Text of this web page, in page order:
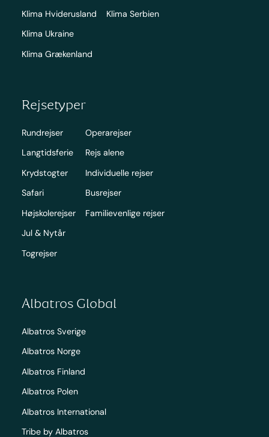
Klima Hviderusland
Klima Ukraine
Klima Grækenland
Klima Serbien
Rejsetyper
Rundrejser
Langtidsferie
Krydstogter
Safari
Højskolerejser
Jul & Nytår
Togrejser
Operarejser
Rejs alene
Individuelle rejser
Busrejser
Familievenlige rejser
Albatros Global
Albatros Sverige
Albatros Norge
Albatros Finland
Albatros Polen
Albatros International
Tribe by Albatros